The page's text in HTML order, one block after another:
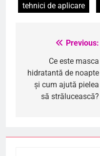
tehnici de aplicare
Navigare
articole
Previous:
Ce este masca
hidratantă de noapte
și cum ajută pielea
să strălucească?